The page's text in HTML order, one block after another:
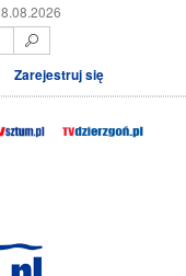
Zarejestruj się